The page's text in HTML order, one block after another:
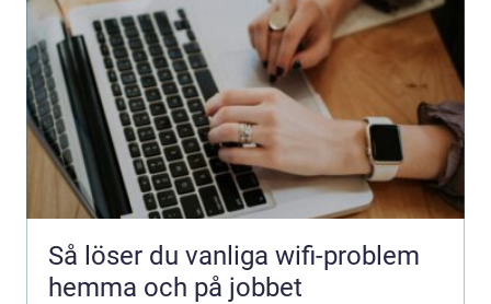
Så löser du vanliga wifi-problem
hemma och på jobbet